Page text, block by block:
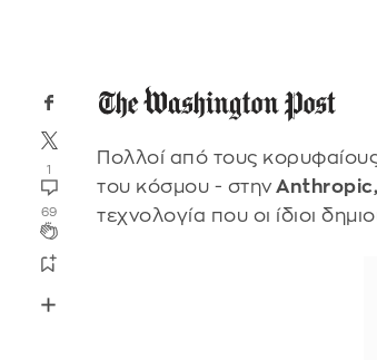
1
69
Πολλοί από τους
του κόσμου - στην Anthropic,
τεχνολογία που οι ίδιοι